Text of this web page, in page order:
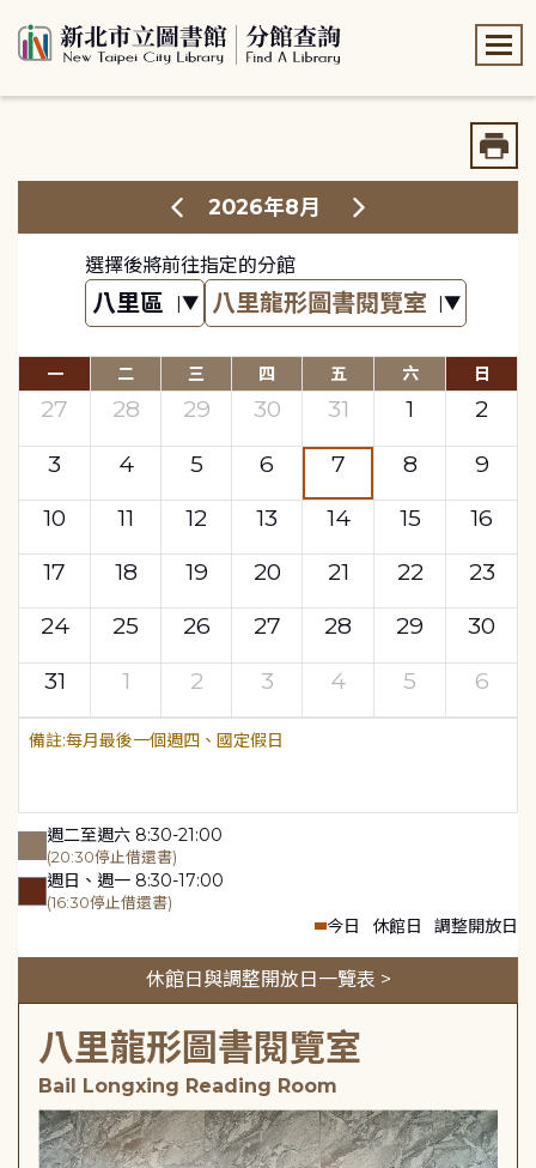
2026年8月
選擇後將前往指定的分館
一 二 三 四 五 六 日
27 28 29 30 31 1
2
3
4 5 6 7 8
9
10
11 12 13 14 15
16
17
18 19 20 21 22
23
24
25 26 27 28 29
30
31
1 2 3 4 5 6
每月最後一個週四、國定假日
週二至週六 8:30-21:00
(20:30停止借還書)
週日、週一 8:30-17:00
(16:30停止借還書)
今日 休館日 調整開放日
休館日與調整開放日一覽表 >
八里龍形圖書閱覽室
Bail Longxing Reading Room